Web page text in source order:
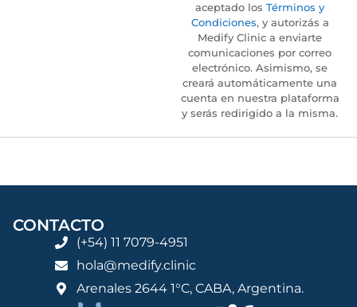
aceptado los Términos y
Condiciones, y autorizás a
Medify Clinic a enviarte
comunicaciones por correo
electrónico. Asimismo, se
creará automáticamente una
cuenta en nuestra plataforma
y serás redirigido a la misma.
CONTACTO
(+54) 11 7079-4951
hola@medify.clinic
Arenales 2644 1°C, CABA, Argentina.